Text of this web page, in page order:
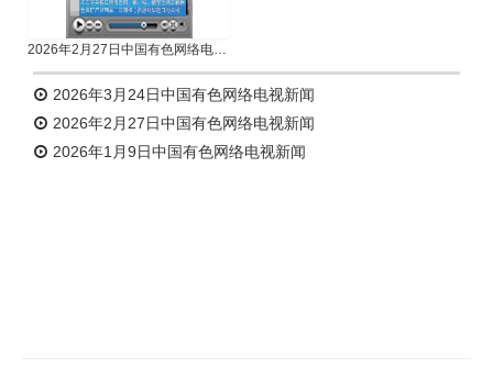
2026年2月27日中国有色网络电视新闻
2026年3月24日中国有色网络电视新闻
2026年2月27日中国有色网络电视新闻
2026年1月9日中国有色网络电视新闻